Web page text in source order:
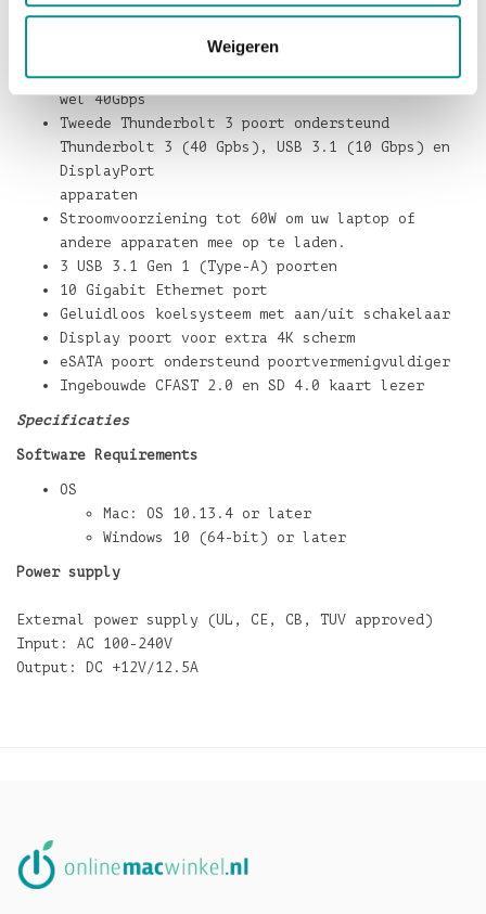
Weigeren
3 Pro Dock!
Thunderbolt 3 voor razendsnelle overdracht tot
wel 40Gbps
Tweede Thunderbolt 3 poort ondersteund
Thunderbolt 3 (40 Gpbs), USB 3.1 (10 Gbps) en
DisplayPort
apparaten
Stroomvoorziening tot 60W om uw laptop of
andere apparaten mee op te laden.
3 USB 3.1 Gen 1 (Type-A) poorten
10 Gigabit Ethernet port
Geluidloos koelsysteem met aan/uit schakelaar
Display poort voor extra 4K scherm
eSATA poort ondersteund poortvermenigvuldiger
Ingebouwde CFAST 2.0 en SD 4.0 kaart lezer
Specificaties
Software Requirements
OS
Mac: OS 10.13.4 or later
Windows 10 (64-bit) or later
Power supply
External power supply (UL, CE, CB, TUV approved)
Input: AC 100-240V
Output: DC +12V/12.5A